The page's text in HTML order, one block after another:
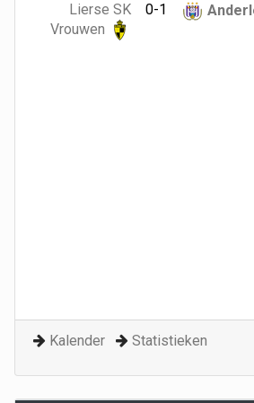
Lierse SK
Vrouwen
0-1
Kalender Statistieken